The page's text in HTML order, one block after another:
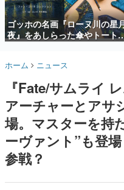
新世代に訊く
これからのデジ
の姿を追い、彼
ゲームに多大な
日本のコンテン
画です。
日本モバイ
日本のモバイル
ルを網羅するほ
解説を掲載。約
一先生によるゲ
ゴッホの名画『ローヌ川の星
夜』をあしらった傘やトート
ッグなどが登場。8月7日21時
ホーム ニュース
『Fate/サムライ
アーチャーとアサ
場。マスターを持
ーヴァント”も登
参戦？